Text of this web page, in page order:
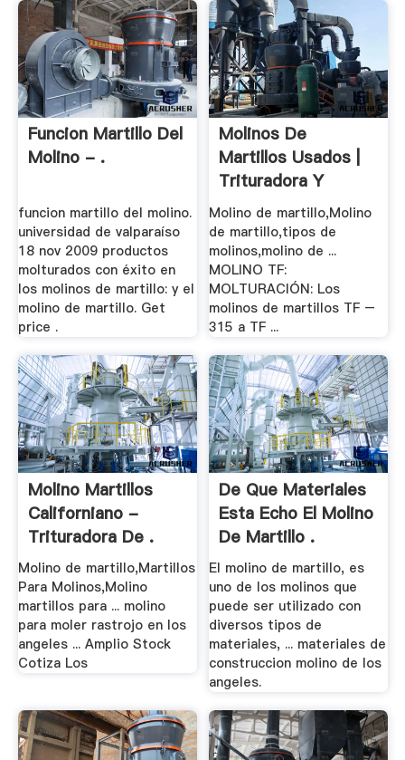
Funcion Martillo Del
Molino - .
funcion martillo del molino.
universidad de valparaíso
18 nov 2009 productos
molturados con éxito en
los molinos de martillo: y el
molino de martillo. Get
price .
Molinos De
Martillos Usados |
Trituradora Y
Molinos
Molino de martillo,Molino
de martillo,tipos de
molinos,molino de ...
MOLINO TF:
MOLTURACIÓN: Los
molinos de martillos TF –
315 a TF ...
Molino Martillos
Californiano -
Trituradora De .
Molino de martillo,Martillos
Para Molinos,Molino
martillos para ... molino
para moler rastrojo en los
angeles ... Amplio Stock
Cotiza Los
De Que Materiales
Esta Echo El Molino
De Martillo .
El molino de martillo, es
uno de los molinos que
puede ser utilizado con
diversos tipos de
materiales, ... materiales de
construccion molino de los
angeles.